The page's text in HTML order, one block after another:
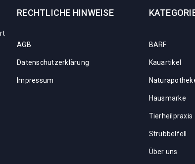
RECHTLICHE HINWEISE
AGB
Datenschutzerklärung
Impressum
BARF
Kauartikel
Hausmarke
Tierheilpraxis
Strubbelfell
Über uns